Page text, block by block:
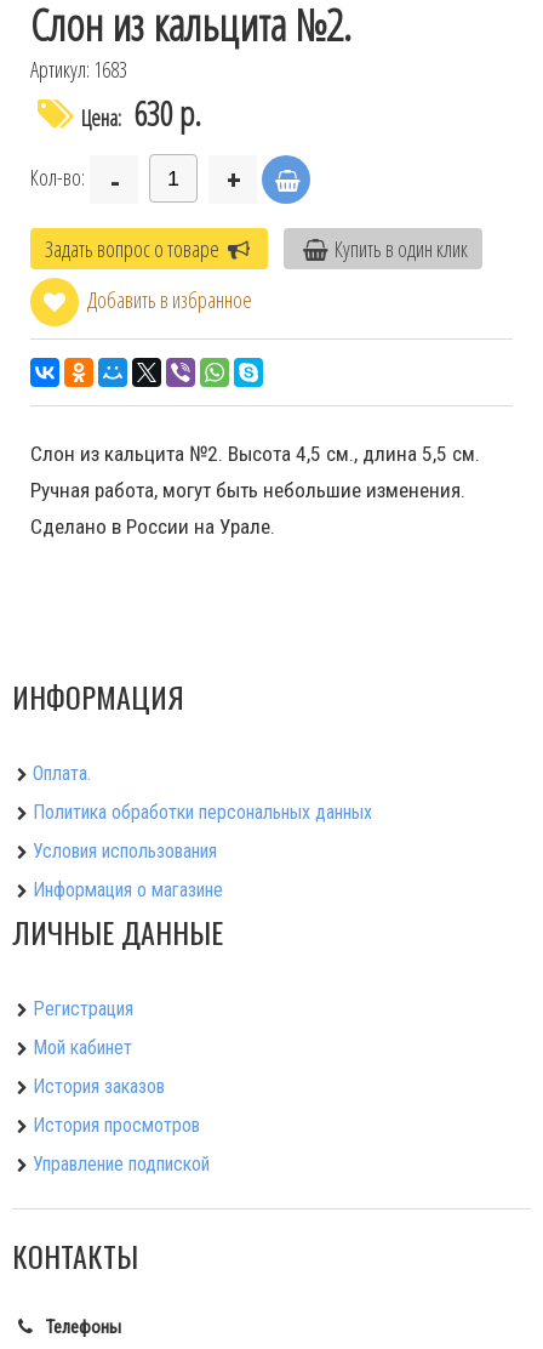
Слон из кальцита №2.
Артикул: 1683
Цена: 630 р.
Кол-во: - +
Задать вопрос о товаре
Купить в один клик
Добавить в избранное
Слон из кальцита №2. Высота 4,5 см., длина 5,5 см.
Ручная работа, могут быть небольшие изменения.
Сделано в России на Урале.
ИНФОРМАЦИЯ
Оплата.
Политика обработки персональных данных
Условия использования
Информация о магазине
ЛИЧНЫЕ ДАННЫЕ
Регистрация
Мой кабинет
История заказов
История просмотров
Управление подпиской
КОНТАКТЫ
Телефоны